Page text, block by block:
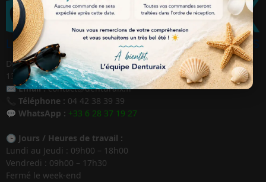
DENTURAIX SARL, 114 avenue des Chasséens, ZI AVON
13120 Gardanne / France
✉️Email : contact@denturaix.fr
Téléphone : 04 42 38 39 39
💬 WhatsApp : +33 6 28 37 19 27
🕒 Jours / Heures de travail :
Lundi au Jeudi : 09h00 – 18h00
Vendredi : 09h00 – 17h30
Fermé le week-end